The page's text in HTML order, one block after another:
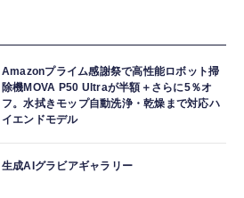
Amazonプライム感謝祭で高性能ロボット掃
除機MOVA P50 Ultraが半額＋さらに5％オ
フ。水拭きモップ自動洗浄・乾燥まで対応ハ
イエンドモデル
生成AIグラビアギャラリー